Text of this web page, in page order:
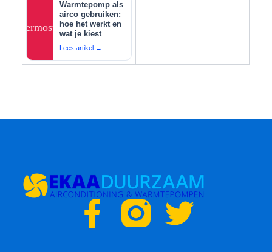
thermostat
Warmtepomp als
airco gebruiken:
hoe het werkt en
wat je kiest
Lees artikel →
F
T